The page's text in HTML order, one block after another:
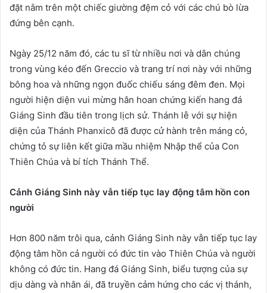
đặt nằm trên một chiếc giường đệm cỏ với các chú bò lừa
đứng bên cạnh.
Ngày 25/12 năm đó, các tu sĩ từ nhiều nơi và dân chúng
trong vùng kéo đến Greccio và trang trí nơi này với những
bông hoa và những ngọn đuốc chiếu sáng đêm đen. Mọi
người hiện diện vui mừng hân hoan chứng kiến hang đá
Giáng Sinh đầu tiên trong lịch sử. Thánh lễ với sự hiện
diện của Thánh Phanxicô đã được cử hành trên máng cỏ,
chứng tỏ sự liên kết giữa mầu nhiệm Nhập thể của Con
Thiên Chúa và bí tích Thánh Thể.
Cảnh Giáng Sinh này vẫn tiếp tục lay động tâm hồn con
người
Hơn 800 năm trôi qua, cảnh Giáng Sinh này vẫn tiếp tục lay
động tâm hồn cả người có đức tin vào Thiên Chúa và người
không có đức tin. Hang đá Giáng Sinh, biểu tượng của sự
dịu dàng và nhân ái, đã truyền cảm hứng cho các vị thánh,